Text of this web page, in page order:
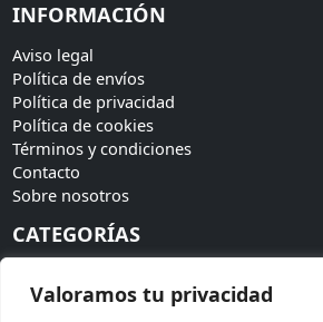
Valoramos tu privacidad
INFORMACIÓN
Aviso legal
Política de envíos
Política de privacidad
Política de cookies
Términos y condiciones
Contacto
Sobre nosotros
CATEGORÍAS
Invitadas